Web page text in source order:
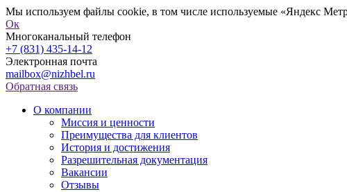
Мы используем файлы cookie, в том числе используемые «Яндекс
Ок
Многоканальный телефон
+7 (831) 435-14-12
Электронная почта
mailbox@nizhbel.ru
Обратная связь
О компании
Миссия и ценности
Преимущества для клиентов
История и достижения
Разрешительная документация
Вакансии
Отзывы